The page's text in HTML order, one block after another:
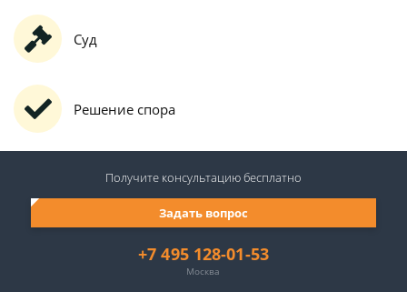
Суд
Решение спора
+7 495 128-01-53
Москва
Задать вопрос
Получите консультациюбесплатно